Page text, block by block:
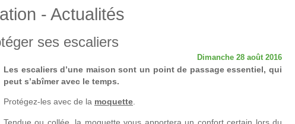
- Actualités
ses escaliers
Dimanche 28 août 2016
Les escaliers d’une maison sont un point de passage essentiel, qui
peut s’abîmer avec le temps.
Protégez-les avec de la moquette.
Tendue ou collée, la moquette vous apportera un confort certain lors du